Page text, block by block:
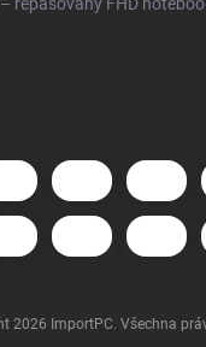
repasovaný FHD
2026 ImportPC. Všechna